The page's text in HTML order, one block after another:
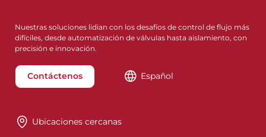
Nuestras soluciones lidian con los desafíos de control de flujo más
difíciles, desde automatización de válvulas hasta aislamiento, con
precisión e innovación.
Contáctenos Español
Ubicaciones cercanas